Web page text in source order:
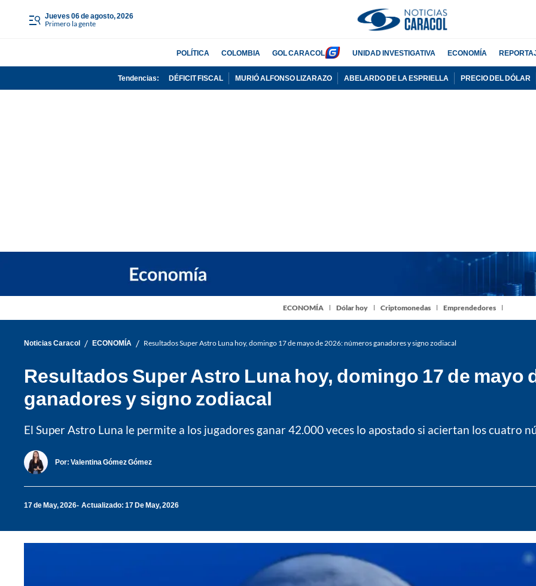
jueves 06 de agosto, 2026
Primero la gente
POLÍTICA COLOMBIA GOL CARACOL UNIDAD INVESTIGATIVA ECONOMÍA
Tendencias: DÉFICIT FISCAL MURIÓ ALFONSO LIZARAZO ABELARDO DE LA ESPRIELLA PRECIO DEL DÓLAR
ECONOMÍA Dólar hoy Criptomonedas Emprendedores
Noticias Caracol / ECONOMÍA / Resultados Super Astro Luna hoy, domingo 17 de mayo de 2026: números ganadores y signo zodiacal
Resultados Super Astro Luna hoy, domingo 17 de mayo
ganadores y signo zodiacal
El Super Astro Luna le permite a los jugadores ganar 42.000 veces lo apostado si aciertan los cuatro
Por: Valentina Gómez Gómez
17 de May, 2026 Actualizado: 17 De May, 2026